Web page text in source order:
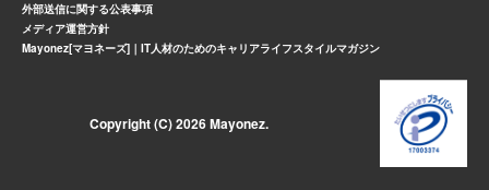
外部送信に関する公表事項
メディア運営方針
Mayonez[マヨネーズ]｜IT人材のためのキャリアライフスタイルマガジン
Copyright (C) 2026 Mayonez.